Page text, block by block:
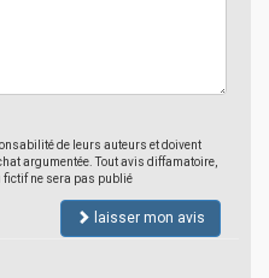
de leurs auteurs et doivent
argumentée. Tout avis diffamatoire,
fictif ne sera pas publié
laisser mon avis